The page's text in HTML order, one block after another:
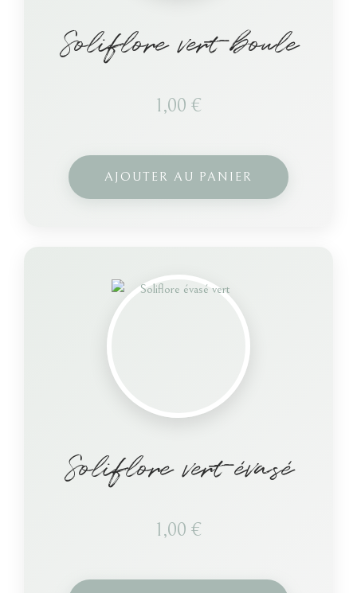
Soliflore vert boule
1,00 €
AJOUTER AU PANIER
Soliflore vert évasé
1,00 €